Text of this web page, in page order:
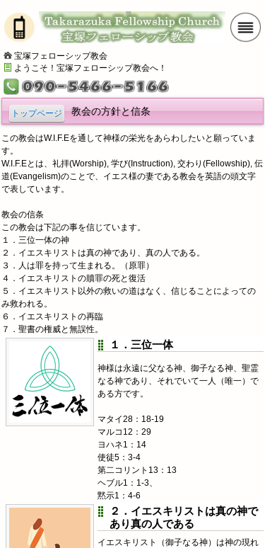
宝塚フェローシップ教会
ようこそ！宝塚フェローシップ教会へ！
トップページ 教会の方針と信条
この教会はW.I.F.Eを通して神様の栄光をあらわしたいと願っていま
す。
W.I.F.Eとは、礼拝(Worship), 学び(Instruction), 交わり(Fellowship), 伝
道(Evangelism)のことで、イエス様の妻である教会を英語の頭文字
で表しています。
教会の信条
この教会は下記の事を信じています。
１．三位一体の神
２．イエスキリストは真の神であり、真の人である。
３．人は罪を持って生まれる。（原罪）
４．イエスキリストの贖罪の死と復活
５．イエスキリスト以外の救いの道はなく、信じることによっての
み救われる。
６．イエスキリストの再臨
７．聖書の権威と無誤性。
１．三位一体
神様は永遠に父なる神、御子なる神、聖霊
なる神であり、それでいて一人（唯一）で
ある方です。
マタイ28：18-19
マルコ12：29
ヨハネ1：14
使徒5：3-4
第二コリント13：13
ヘブル1：1-3、
黙示1：4-6
２．イエスキリストは真の神で
あり真の人である
イエスキリスト（御子なる神）は神の現れ